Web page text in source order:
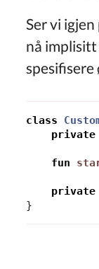
Ser vi
nå
spesifisere
class
private
fun
private
}